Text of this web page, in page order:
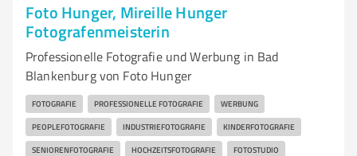
Foto Hunger, Mireille Hunger
Fotografenmeisterin
Professionelle Fotografie und Werbung in Bad
Blankenburg von Foto Hunger
FOTOGRAFIE PROFESSIONELLE FOTOGRAFIE WERBUNG
PEOPLEFOTOGRAFIE INDUSTRIEFOTOGRAFIE KINDERFOTOGRAFIE
SENIORENFOTOGRAFIE HOCHZEITSFOTOGRAFIE FOTOSTUDIO